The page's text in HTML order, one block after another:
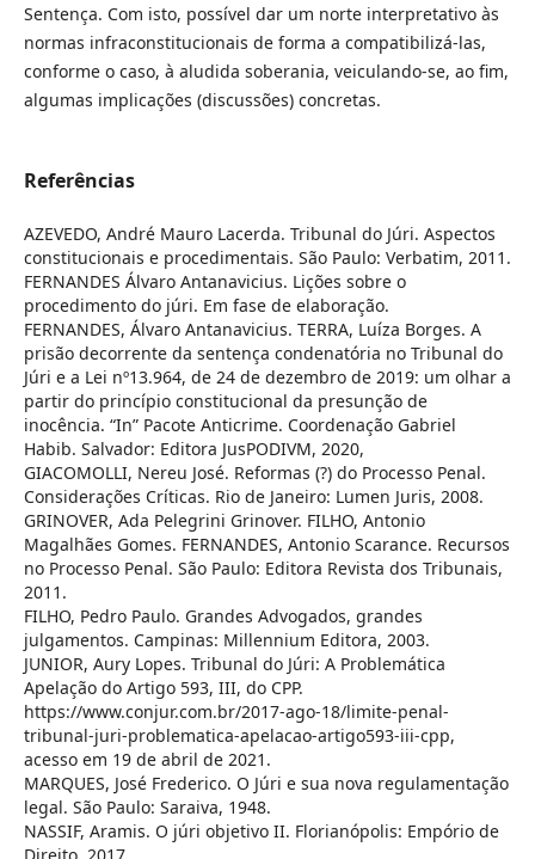
Sentença. Com isto, possível dar um norte interpretativo às
normas infraconstitucionais de forma a compatibilizá-las,
conforme o caso, à aludida soberania, veiculando-se, ao fim,
algumas implicações (discussões) concretas.
Referências
AZEVEDO, André Mauro Lacerda. Tribunal do Júri. Aspectos
constitucionais e procedimentais. São Paulo: Verbatim, 2011.
FERNANDES Álvaro Antanavicius. Lições sobre o
procedimento do júri. Em fase de elaboração.
FERNANDES, Álvaro Antanavicius. TERRA, Luíza Borges. A
prisão decorrente da sentença condenatória no Tribunal do
Júri e a Lei nº13.964, de 24 de dezembro de 2019: um olhar a
partir do princípio constitucional da presunção de
inocência. “In” Pacote Anticrime. Coordenação Gabriel
Habib. Salvador: Editora JusPODIVM, 2020,
GIACOMOLLI, Nereu José. Reformas (?) do Processo Penal.
Considerações Críticas. Rio de Janeiro: Lumen Juris, 2008.
GRINOVER, Ada Pelegrini Grinover. FILHO, Antonio
Magalhães Gomes. FERNANDES, Antonio Scarance. Recursos
no Processo Penal. São Paulo: Editora Revista dos Tribunais,
2011.
FILHO, Pedro Paulo. Grandes Advogados, grandes
julgamentos. Campinas: Millennium Editora, 2003.
JUNIOR, Aury Lopes. Tribunal do Júri: A Problemática
Apelação do Artigo 593, III, do CPP.
https://www.conjur.com.br/2017-ago-18/limite-penal-
tribunal-juri-problematica-apelacao-artigo593-iii-cpp,
acesso em 19 de abril de 2021.
MARQUES, José Frederico. O Júri e sua nova regulamentação
legal. São Paulo: Saraiva, 1948.
NASSIF, Aramis. O júri objetivo II. Florianópolis: Empório de